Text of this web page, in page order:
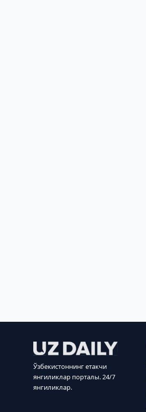
Ўзбекистоннинг етакчи
янгиликлар порталы. 24/7
янгиликлар.